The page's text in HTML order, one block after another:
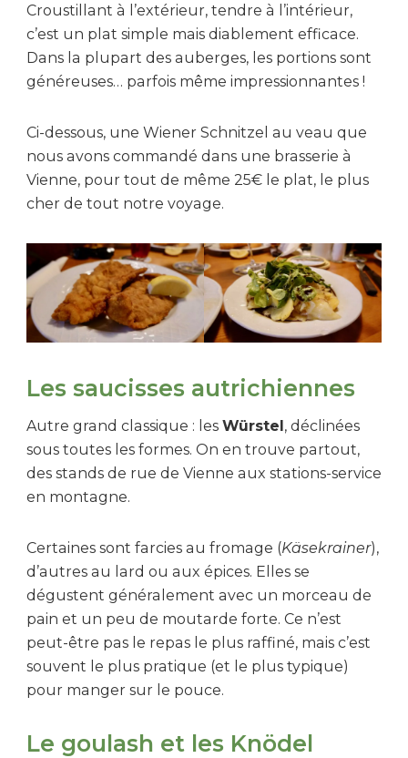
Croustillant à l’extérieur, tendre à l’intérieur,
c’est un plat simple mais diablement efficace.
Dans la plupart des auberges, les portions sont
généreuses… parfois même impressionnantes !
Ci-dessous, une Wiener Schnitzel au veau que
nous avons commandé dans une brasserie à
Vienne, pour tout de même 25€ le plat, le plus
cher de tout notre voyage.
Les saucisses autrichiennes
Autre grand classique : les Würstel, déclinées
sous toutes les formes. On en trouve partout,
des stands de rue de Vienne aux stations-service
en montagne.
Certaines sont farcies au fromage (Käsekrainer),
d’autres au lard ou aux épices. Elles se
dégustent généralement avec un morceau de
pain et un peu de moutarde forte. Ce n’est
peut-être pas le repas le plus raffiné, mais c’est
souvent le plus pratique (et le plus typique)
pour manger sur le pouce.
Le goulash et les Knödel